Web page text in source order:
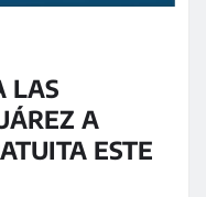
LAS
A
ESTE